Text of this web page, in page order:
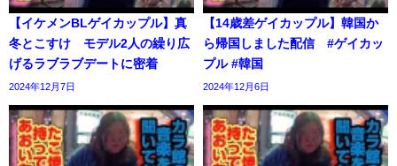
【イケメンBLゲイカップル】真
冬とこすけ モデル2人の繰り広
げるラブラブデートに密着
2024年12月7日
【14歳差ゲイカップル】韓国か
ら帰国しました配信 #ゲイカッ
プル #韓国
2024年12月6日